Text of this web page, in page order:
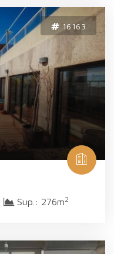
16163
Sup.: 276m2